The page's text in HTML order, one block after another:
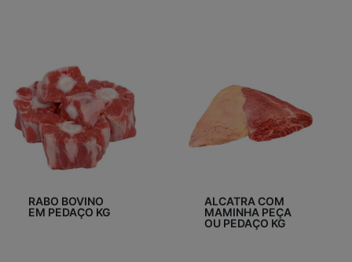
RABO BOVINO
EM PEDAÇO KG
ALCATRA COM
MAMINHA PEÇA
OU PEDAÇO KG